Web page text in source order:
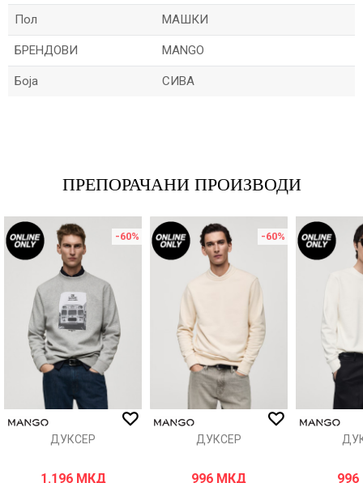
Пол МАШКИ
БРЕНДОВИ MANGO
Боја СИВА
ИСПРАТИ
ПРЕПОРАЧАНИ ПРОИЗВОДИ
-60%
ДУКСЕР
1.196 МКД
-60%
ДУКСЕР
996 МКД 996